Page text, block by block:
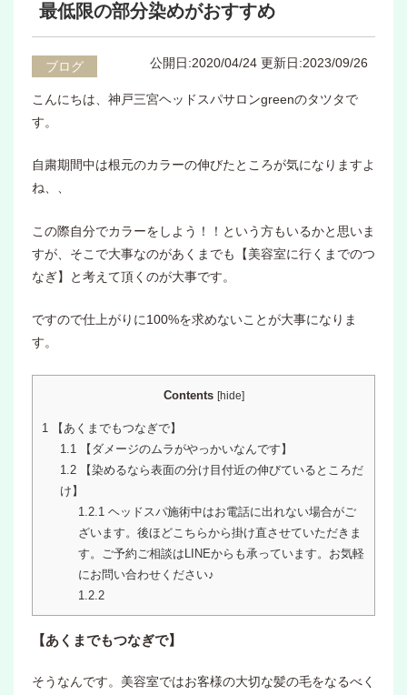
最低限の部分染めがおすすめ
ブログ 公開日:2020/04/24 更新日:2023/09/26
こんにちは、神戸三宮ヘッドスパサロンgreenのタツタで
す。
自粛期間中は根元のカラーの伸びたところが気になりますよ
ね、、
この際自分でカラーをしよう！！という方もいるかと思いま
すが、そこで大事なのがあくまでも【美容室に行くまでのつ
なぎ】と考えて頂くのが大事です。
ですので仕上がりに100%を求めないことが大事になりま
す。
Contents [hide]
1
【あくまでもつなぎで】
1.1
【ダメージのムラがやっかいなんです】
1.2【染めるなら表面の分け目付近の伸びているところだ
け】
1.2.1 ヘッドスパ施術中はお電話に出れない場合がご
ざいます。後ほどこちらから掛け直させていただきま
す。ご予約ご相談はLINEからも承っています。お気軽
にお問い合わせください♪
1.2.2
【あくまでもつなぎで】
そうなんです。美容室ではお客様の大切な髪の毛をなるべく